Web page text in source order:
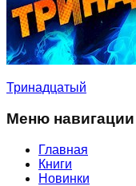
Тринадцатый
Меню навигации
Главная
Книги
Новинки